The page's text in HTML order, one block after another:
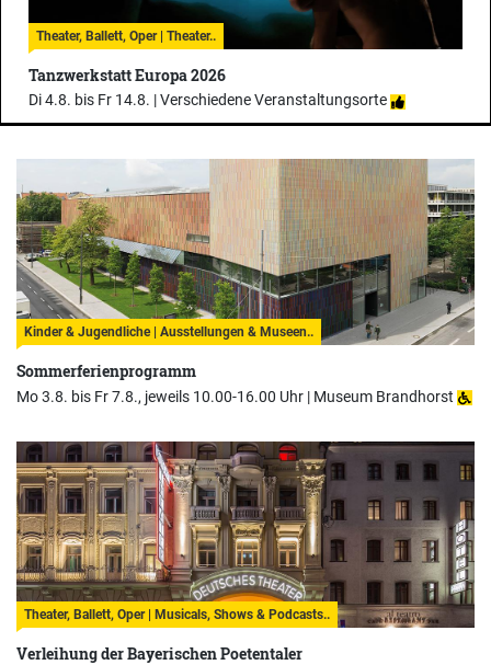
Theater, Ballett, Oper | Theater..
Tanzwerkstatt Europa 2026
Di 4.8. bis Fr 14.8. |Verschiedene Veranstaltungsorte
Kinder & Jugendliche | Ausstellungen & Museen..
Sommerferienprogramm
Mo 3.8. bis Fr 7.8., jeweils 10.00-16.00 Uhr | Museum Brandhorst
Theater, Ballett, Oper | Musicals, Shows & Podcasts..
Verleihung der Bayerischen Poetentaler